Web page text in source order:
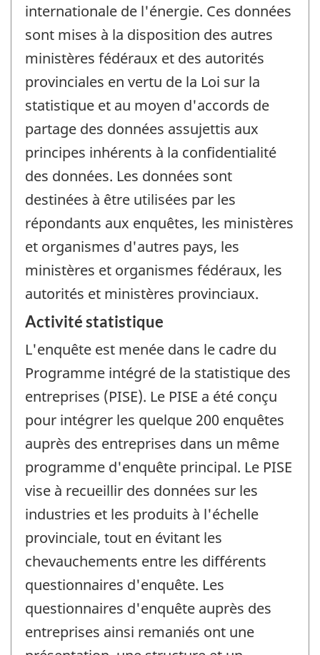
internationale de l'énergie. Ces données
sont mises à la disposition des autres
ministères fédéraux et des autorités
provinciales en vertu de la Loi sur la
statistique et au moyen d'accords de
partage des données assujettis aux
principes inhérents à la confidentialité
des données. Les données sont
destinées à être utilisées par les
répondants aux enquêtes, les ministères
et organismes d'autres pays, les
ministères et organismes fédéraux, les
autorités et ministères provinciaux.
Activité statistique
L'enquête est menée dans le cadre du
Programme intégré de la statistique des
entreprises (PISE). Le PISE a été conçu
pour intégrer les quelque 200 enquêtes
auprès des entreprises dans un même
programme d'enquête principal. Le PISE
vise à recueillir des données sur les
industries et les produits à l'échelle
provinciale, tout en évitant les
chevauchements entre les différents
questionnaires d'enquête. Les
questionnaires d'enquête auprès des
entreprises ainsi remaniés ont une